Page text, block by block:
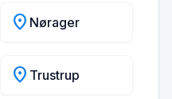
location_on Nørager
location_on Trustrup